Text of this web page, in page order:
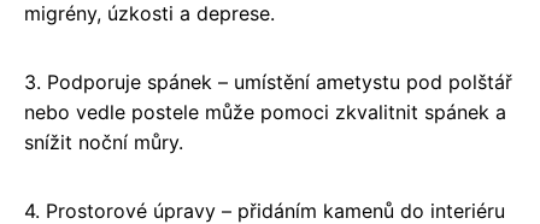
migrény, úzkosti a deprese.
3. Podporuje spánek – umístění ametystu pod polštář
nebo vedle postele může pomoci zkvalitnit spánek a
snížit noční můry.
4. Prostorové úpravy – přidáním kamenů do interiéru